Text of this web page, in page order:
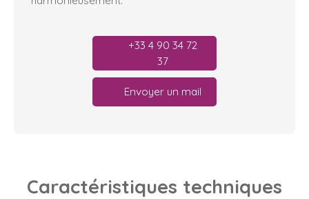
+33 4 90 34 72
37
Envoyer un mail
Caractéristiques techniques